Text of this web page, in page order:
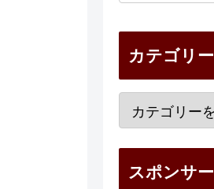
カテゴリー
スポンサー